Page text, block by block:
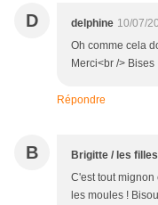
D delphine 10/07/
Oh comme cela
Merci<br /> Bises
Répondre
B Brigitte / les
C'est tout mignon
les moules !